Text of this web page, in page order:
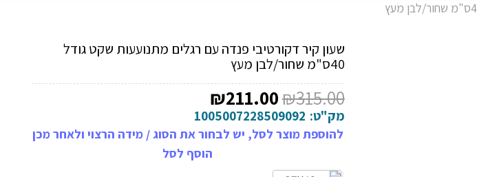
שעון קיר דקורטיבי פנדה עם רגלים מתנועעות שקט גודל
40ס"מ שחור/לבן מעץ
₪315.00 המחיר
המקורי
היה:
₪315.00.
₪211.00
הנוכחי
הוא:
₪211.00.
מק"ט: 1005007228509092
להוספת מוצר לסל, יש לבחור את הסוג / מידה הרצוי ולאחר מכן
הוסף לסל